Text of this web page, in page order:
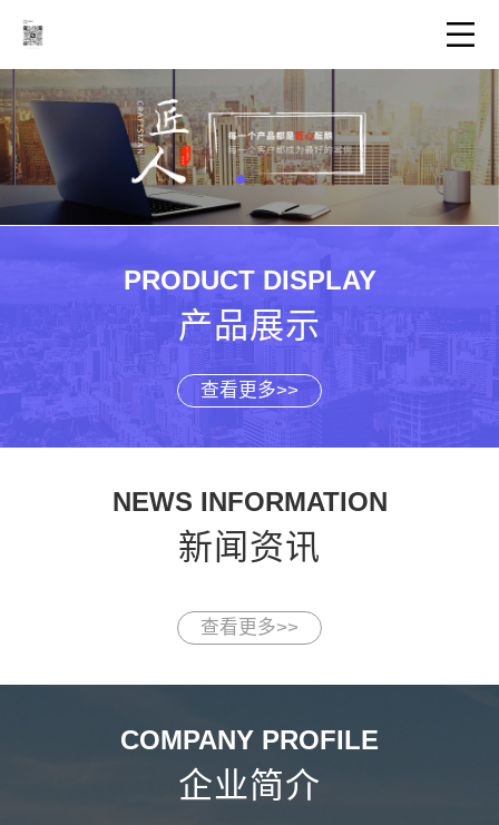
PRODUCT DISPLAY
产品展示
查看更多>>
NEWS INFORMATION
新闻资讯
查看更多>>
COMPANY PROFILE
企业简介